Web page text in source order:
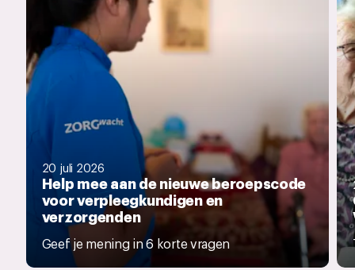
20 juli 2026
Help mee aan de nieuwe beroepscode
voor verpleegkundigen en
verzorgenden
Geef je mening in 6 korte vragen